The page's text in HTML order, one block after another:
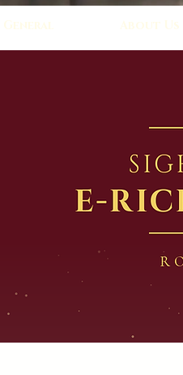
General About Us